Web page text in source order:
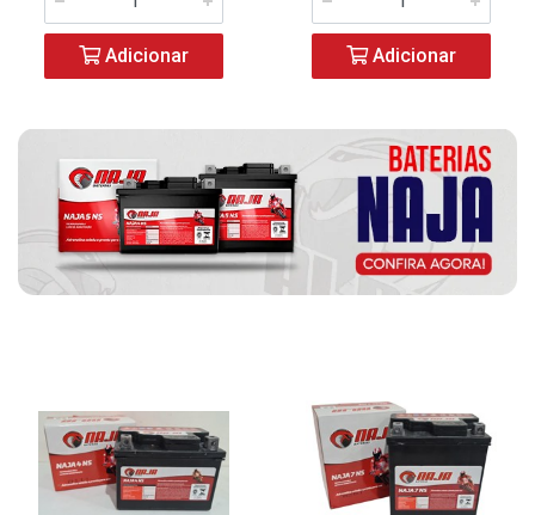
Adicionar Adicionar